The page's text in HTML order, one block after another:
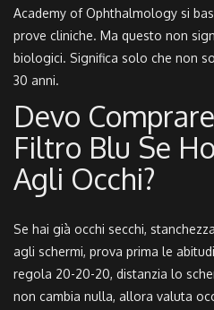
Academy of Ophthalmology si
prove cliniche. Ma questo non
biologici. Significa solo che non
30 anni.
Devo
Filtro Blu Se
Agli Occhi?
Se hai già occhi secchi,
agli schermi, prova prima le
regola 20-20-20, distanzia lo
non cambia nulla, allora valuta